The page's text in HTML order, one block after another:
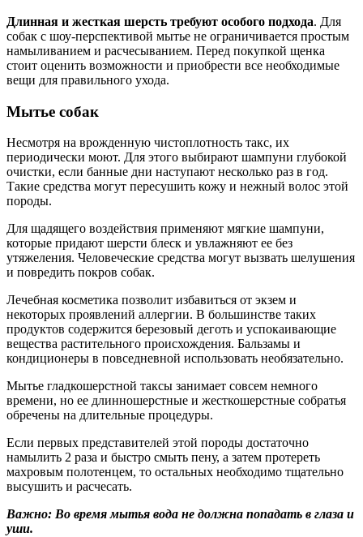
Длинная и жесткая шерсть требуют особого подхода. Для
собак с шоу-перспективой мытье не ограничивается простым
намыливанием и расчесыванием. Перед покупкой щенка
стоит оценить возможности и приобрести все необходимые
вещи для правильного ухода.
Мытье собак
Несмотря на врожденную чистоплотность такс, их
периодически моют. Для этого выбирают шампуни глубокой
очистки, если банные дни наступают несколько раз в год.
Такие средства могут пересушить кожу и нежный волос этой
породы.
Для щадящего воздействия применяют мягкие шампуни,
которые придают шерсти блеск и увлажняют ее без
утяжеления. Человеческие средства могут вызвать шелушения
и повредить покров собак.
Лечебная косметика позволит избавиться от экзем и
некоторых проявлений аллергии. В большинстве таких
продуктов содержится березовый деготь и успокаивающие
вещества растительного происхождения. Бальзамы и
кондиционеры в повседневной использовать необязательно.
Мытье гладкошерстной таксы занимает совсем немного
времени, но ее длинношерстные и жесткошерстные собратья
обречены на длительные процедуры.
Если первых представителей этой породы достаточно
намылить 2 раза и быстро смыть пену, а затем протереть
махровым полотенцем, то остальных необходимо тщательно
высушить и расчесать.
Важно: Во время мытья вода не должна попадать в глаза и
уши.